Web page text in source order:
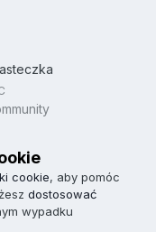
cookie, aby pomóc
dostosować
wypadku